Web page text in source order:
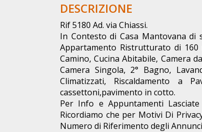
DESCRIZIONE
Rif 5180 Ad. via Chiassi.
In Contesto di Casa Mantovana di
Appartamento Ristrutturato di
Camino, Cucina Abitabile, Camera
Camera Singola, 2° Bagno,
Climatizzati, Riscaldamento a
cassettoni,pavimento in cotto.
Per Info e Appuntamenti
Ricordiamo che per Motivi Di
Numero di Riferimento degli